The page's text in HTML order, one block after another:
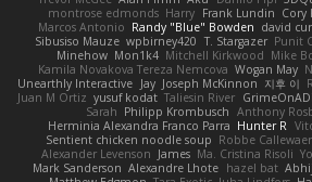
montrose edmonds Harry Frank Lundin Cory
Marcos Antonio Randy "Blue" Bowden david
Sibusiso Mauze wpbirney420 T. Stargazer Punit
Minehow Mon1k4 Mitchell Kirkwood Mike
Kamila Novakova Tereza Nemcova Wogan May
Unearthly Interactive Jay Joseph McKinnon 지후 이
Juan M Ortiz yusuf kodat Taliesin River
Sarah Philipp Krombusch Anthony
Herminia Alexandra Franco Parra Hunter R
Sentient chicken noodle soup Robbe
Alexander Levenson James Ma. Cristina Risoli
Mark Sanderson Alexandre Lhote hazel bat